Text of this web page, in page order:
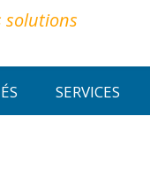
solutions
SERVICES